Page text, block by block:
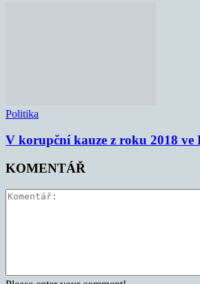
Politika
V korupční kauze z roku 2018
KOMENTÁŘ